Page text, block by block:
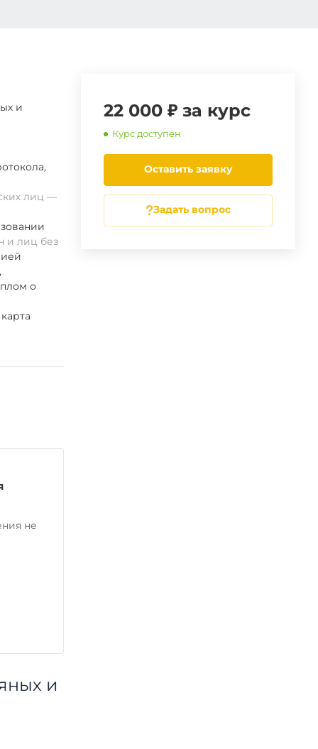
22 000 ₽ за курс
Курс доступен
Оставить заявку
Задать вопрос
и
,
лиц
и лиц без
о
не
и